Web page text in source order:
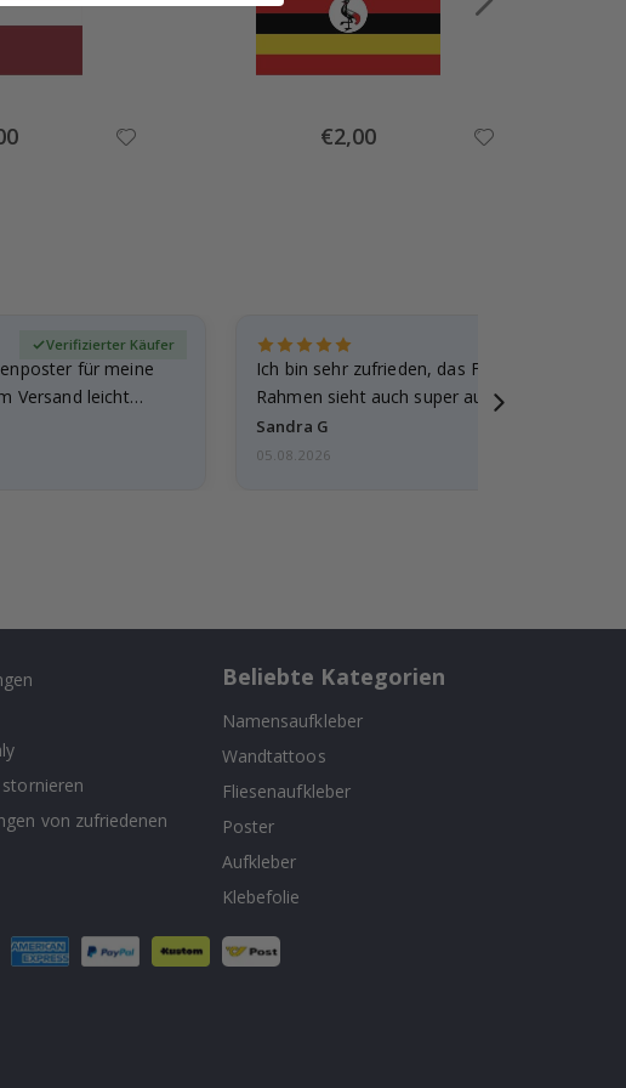
Special
Price
€2,00
für meine
Versand leicht
Verifizierter Käufer
Ich bin sehr zufrieden, das Foto ist toll
Rahmen sieht auch super aus. Die Lieferung
außerdem…
Sandra G
05.08.2026
stornieren
von zufriedenen
Beliebte Kategorien
Namensaufkleber
Wandtattoos
Fliesenaufkleber
Poster
Aufkleber
Klebefolie